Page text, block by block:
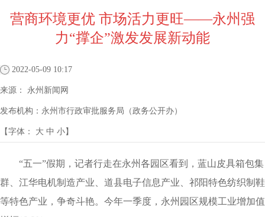
营商环境更优 市场活力更旺——永州强
力“撑企”激发发展新动能
2022-05-09 10:17
来源： 永州新闻网
发布机构： 永州市行政审批服务局（政务公开办）
【字体： 大 中 小】
“五一”假期，记者行走在永州各园区看到，蓝山皮具箱包集
群、江华电机制造产业、道县电子信息产业、祁阳特色纺织制鞋
等特色产业，争奇斗艳。今年一季度，永州园区规模工业增加值